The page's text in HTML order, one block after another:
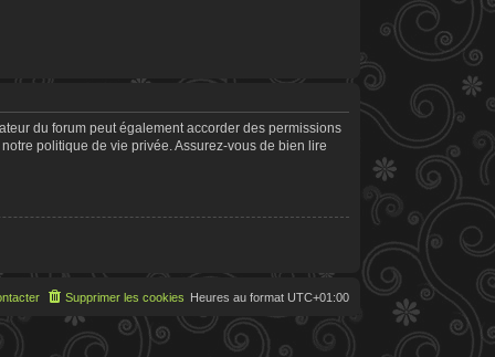
du forum peut également accorder des permissions
politique de vie privée. Assurez-vous de bien lire
Heures au format UTC+01:00
Supprimer les cookies